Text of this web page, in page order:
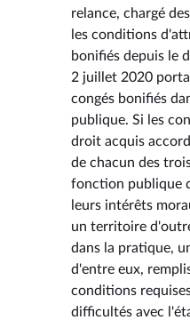
relance, chargé
les conditions
bonifiés depuis le
2 juillet 2020
congés bonifiés
publique. Si les
droit acquis
de chacun des
fonction publique
leurs intérêts
un territoire
dans la pratique,
d'entre eux,
conditions
difficultés avec